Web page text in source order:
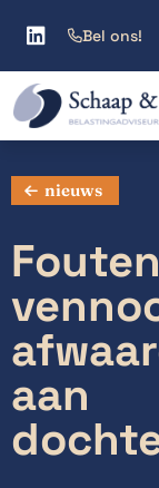
Bel ons!

nieuws
aan